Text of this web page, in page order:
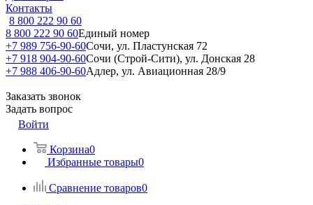
Контакты
8 800 222 90 60
8 800 222 90 60Единый номер
+7 989 756-90-60Сочи, ул. Пластунская 72
+7 918 904-90-60Сочи (Строй-Сити), ул. Донская 28
+7 988 406-90-60Адлер, ул. Авиационная 28/9
Заказать звонок
Задать вопрос
Войти
Корзина0
Избранные товары0
Сравнение товаров0